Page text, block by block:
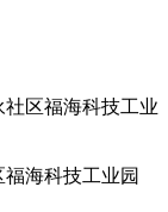
区福海科技工业
海科技工业园